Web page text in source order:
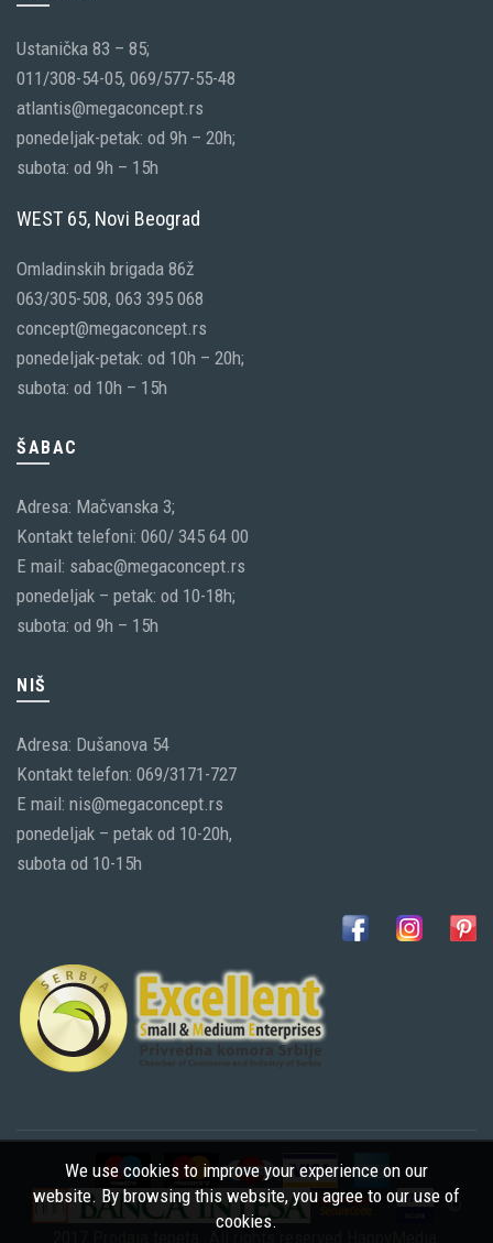
Ustanička 83 – 85;
011/308-54-05, 069/577-55-48
atlantis@megaconcept.rs
ponedeljak-petak: od 9h – 20h;
subota: od 9h – 15h
WEST 65, Novi Beograd
Omladinskih brigada 86ž
063/305-508, 063 395 068
concept@megaconcept.rs
ponedeljak-petak: od 10h – 20h;
subota: od 10h – 15h
ŠABAC
Adresa: Mačvanska 3;
Kontakt telefoni: 060/ 345 64 00
E mail: sabac@megaconcept.rs
ponedeljak – petak: od 10-18h;
subota: od 9h – 15h
NIŠ
Adresa: Dušanova 54
Kontakt telefon: 069/3171-727
E mail: nis@megaconcept.rs
ponedeljak – petak od 10-20h,
subota od 10-15h
©
We use cookies to improve your experience on our
website. By browsing this website, you agree to our use of
cookies.